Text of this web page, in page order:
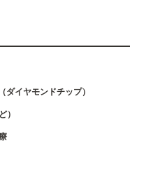
ダイヤモンドチップ）
）